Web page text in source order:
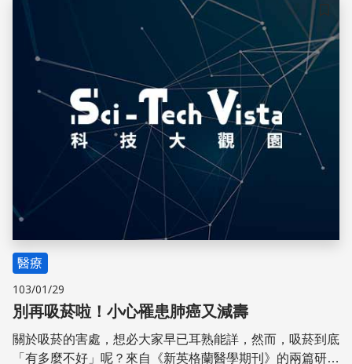
儲存
醫療
103/01/29
別再吸菸啦！小心罹患肺癌又減壽
關於吸菸的害處，想必大家早已耳熟能詳，然而，吸菸到底
「有多麼不好」呢？來自《新英格蘭醫學期刊》的兩篇研